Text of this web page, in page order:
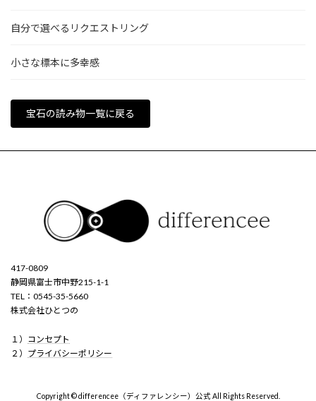
自分で選べるリクエストリング
小さな標本に多幸感
宝石の読み物一覧に戻る
417-0809
静岡県富士市中野215-1-1
TEL：0545-35-5660
株式会社ひとつの
１） コンセプト
２） プライバシーポリシー
Copyright © differencee（ディファレンシー）公式 All Rights Reserved.